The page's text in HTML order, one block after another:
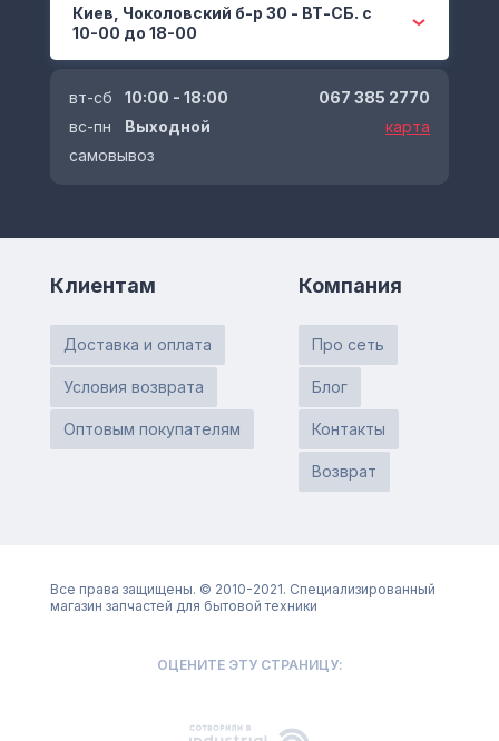
Киев, Чоколовский б-р 30 - ВТ-СБ. с
10-00 до 18-00
вт-сб
10:00 - 18:00
вс-пн
Выходной
самовывоз
067 385 2770
карта
Клиентам
Доставка и оплата
Условия возврата
Оптовым покупателям
Компания
Про сеть
Блог
Контакты
Возврат
Все права защищены. © 2010-2021. Специализированный
магазин запчастей для бытовой техники
ОЦЕНИТЕ ЭТУ СТРАНИЦУ: